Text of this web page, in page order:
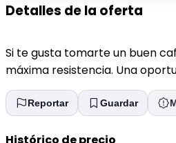
Detalles de la oferta
Si te gusta tomarte un buen
máxima resistencia. Una
Reportar Guardar
Histórico de precio